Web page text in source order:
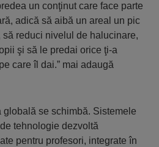
un conţinut care face parte
adică să aibă un areal un pic
reduci nivelul de halucinare,
şi să le predai orice ţi-a
care îl dai.” mai adaugă
globală se schimbă. Sistemele
tehnologie dezvoltă
pentru profesori, integrate în